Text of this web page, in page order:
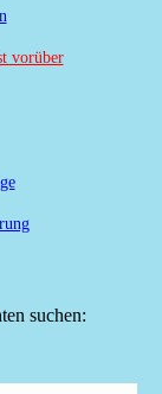
vorüber
suchen: